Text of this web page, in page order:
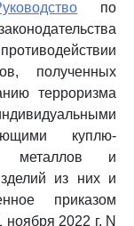
по
полученных
терроризма
куплю-
металлов и
из них и
приказом
2022 г. N